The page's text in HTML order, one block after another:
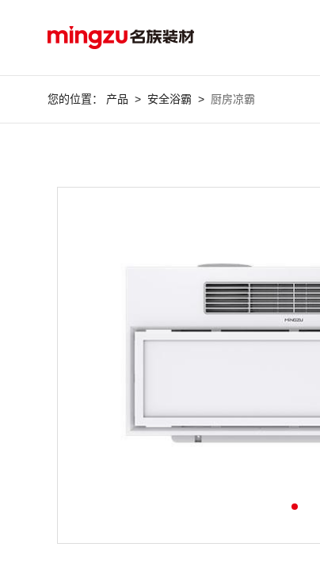
您的位置： 产品 > 安全浴霸 > 厨房凉霸